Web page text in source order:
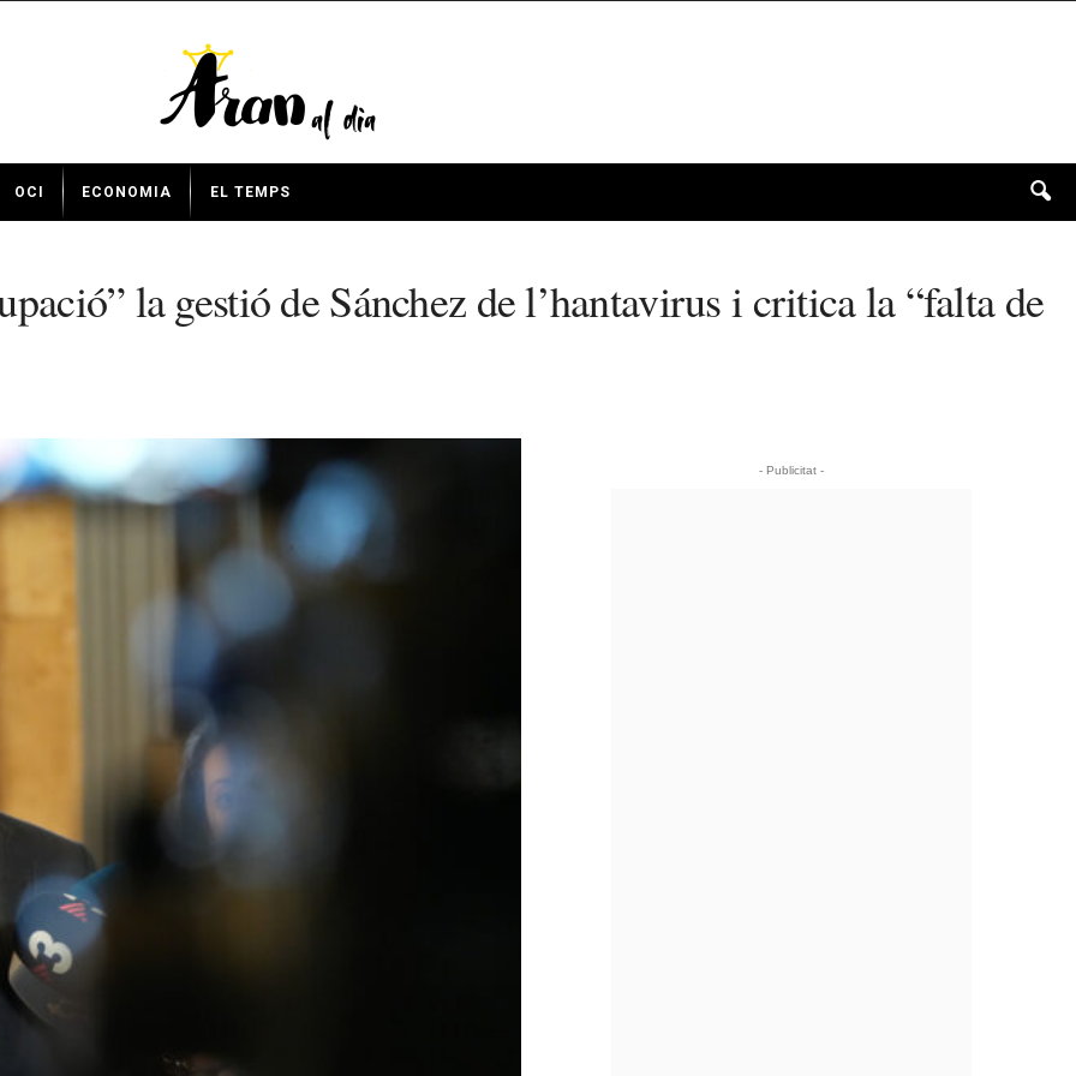
OCI ECONOMIA EL TEMPS
la gestió de Sánchez de l’hantavirus i critica la “falta de
- Publicitat -